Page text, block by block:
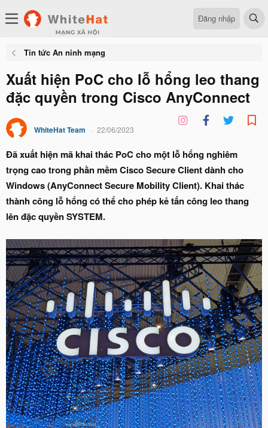
Đăng nhập
Tin tức An ninh mạng
Xuất hiện PoC cho lỗ hổng leo thang
đặc quyền trong Cisco AnyConnect
WhiteHat Team 22/06/2023
Đã xuất hiện mã khai thác PoC cho một lỗ hổng nghiêm
trọng cao trong phần mềm Cisco Secure Client dành cho
Windows (AnyConnect Secure Mobility Client). Khai thác
thành công lỗ hổng có thể cho phép kẻ tấn công leo thang
lên đặc quyền SYSTEM.